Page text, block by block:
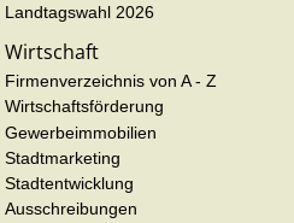
Landtagswahl 2026
Wirtschaft
Firmenverzeichnis von A - Z
Wirtschaftsförderung
Gewerbeimmobilien
Stadtmarketing
Stadtentwicklung
Ausschreibungen